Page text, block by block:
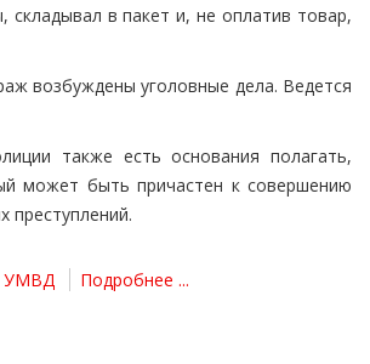
складывал в пакет и, не оплатив товар,
возбуждены уголовные дела. Ведется
также есть основания полагать,
может быть причастен к совершению
преступлений.
УМВД Подробнее ...